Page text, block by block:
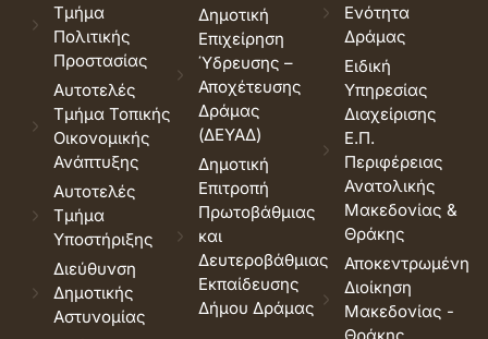
Τμήμα
Πολιτικής
Προστασίας
Αυτοτελές
Τμήμα Τοπικής
Οικονομικής
Ανάπτυξης
Αυτοτελές
Τμήμα
Υποστήριξης
Διεύθυνση
Δημοτικής
Αστυνομίας
Δημοτική
Επιχείρηση
Ύδρευσης –
Αποχέτευσης
Δράμας
(ΔΕΥΑΔ)
Δημοτική
Επιτροπή
Πρωτοβάθμιας
και
Δευτεροβάθμιας
Εκπαίδευσης
Δήμου Δράμας
Ενότητα
Δράμας
Ειδική
Υπηρεσίας
Διαχείρισης
Ε.Π.
Περιφέρειας
Ανατολικής
Μακεδονίας &
Θράκης
Αποκεντρωμένη
Διοίκηση
Μακεδονίας -